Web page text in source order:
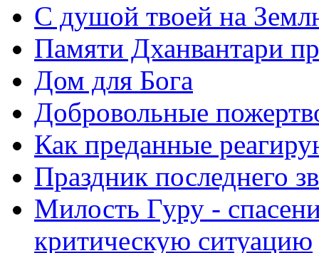
С душой твоей на
Памяти Дханвантари
Дом для Бога
Добровольные
Как преданные
Праздник последнего
Милость Гуру -
критическую ситуацию